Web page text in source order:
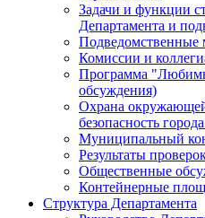
Задачи и функции
Департамента и
Подведомственные
Комиссии и
Программа
обсуждения)
Охрана
безопасность
Муниципальный
Результаты
Общественные
Контейнерные
Структура Департамента